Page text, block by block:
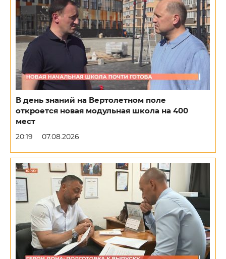
В день знаний на Вертолетном поле
откроется новая модульная школа на 400
мест
20:19 07.08.2026